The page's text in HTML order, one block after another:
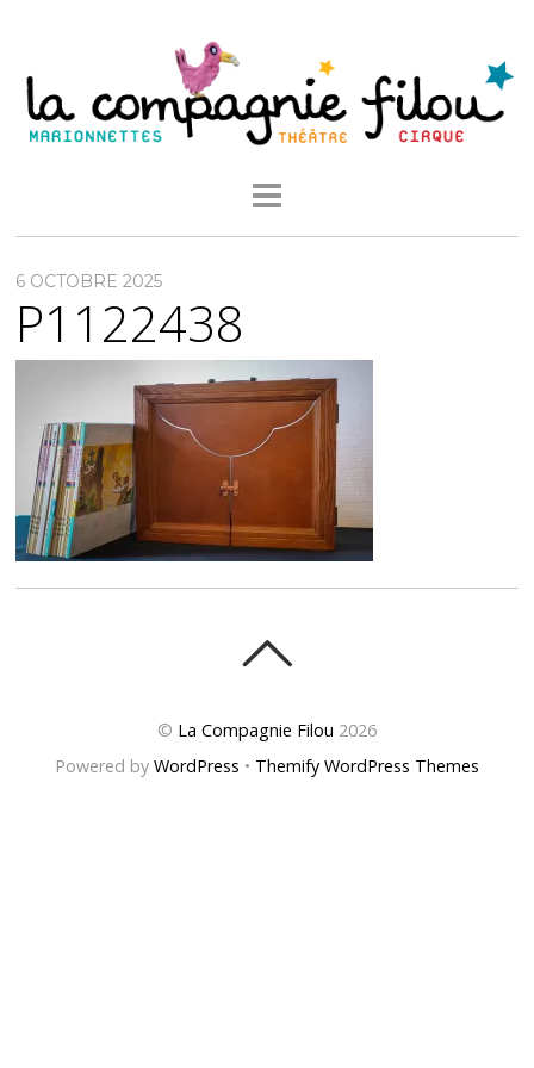
6 OCTOBRE 2025
P1122438
© La Compagnie Filou 2026
Powered by WordPress • Themify WordPress Themes